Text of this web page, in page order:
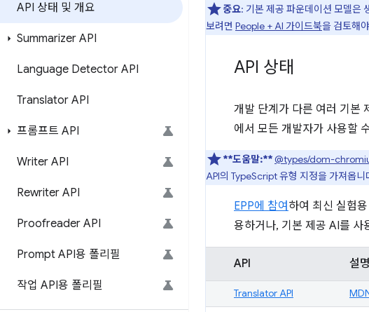
API 상태 및 개요
Summarizer API
Language Detector API
Translator API
프롬프트 API
Writer API
Rewriter API
Proofreader API
Prompt API용 폴리필
작업 API용 폴리필
중요: 기본 제공 파운데이션 모델은
보려면 People + AI 가이드북을 검토해
API 상태
개발 단계가 다른 여러 기본
에서 모든 개발자가 사용할
**도움말:**@types/dom-
API의 TypeScript 유형 지정을 가져옵니
EPP에 참여 하여 최신 실험
용하거나, 기본 제공 AI를 사
API 설
Translator API